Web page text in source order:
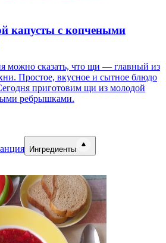
капусты с копчеными
можно сказать, что щи — главный из
Простое, вкусное и сытное блюдо
приготовим щи из молодой
ребрышками.
Ингредиенты